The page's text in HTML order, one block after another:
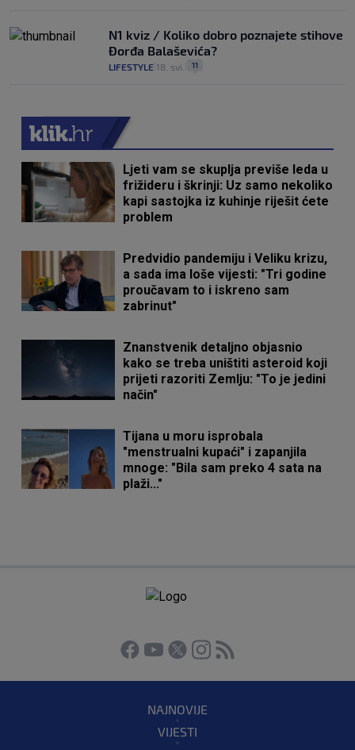
N1 kviz / Koliko dobro poznajete stihove
Đorđa Balaševića?
LIFESTYLE 18. svi. 11
Ljeti vam se skuplja previše leda u
frižideru i škrinji: Uz samo nekoliko
kapi sastojka iz kuhinje riješit ćete
problem
Predvidio pandemiju i Veliku krizu,
a sada ima loše vijesti: "Tri godine
proučavam to i iskreno sam
zabrinut"
Znanstvenik detaljno objasnio
kako se treba uništiti asteroid koji
prijeti razoriti Zemlju: "To je jedini
način"
Tijana u moru isprobala
"menstrualni kupaći" i zapanjila
mnoge: "Bila sam preko 4 sata na
plaži..."
NAJNOVIJE
VIJESTI